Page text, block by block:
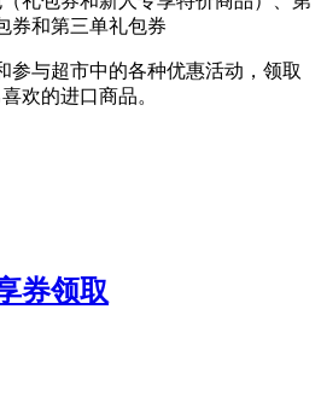
参与超市中的各种优惠活动，领取
欢的进口商品。
券领取